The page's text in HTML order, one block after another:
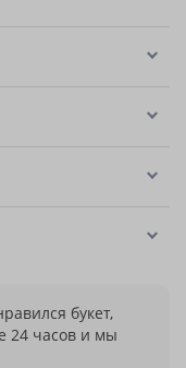
букет,
24 часов и мы